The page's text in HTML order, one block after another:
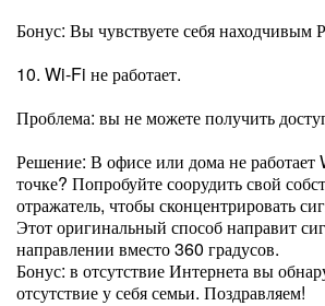
Бонус: Вы чувствуете себя находчивым
10. Wi-Fi не работает.
Проблема: вы не можете получить
Решение: В офисе или дома не
точке? Попробуйте соорудить свой
отражатель, чтобы сконцентрировать
Этот оригинальный способ направит
направлении вместо 360 градусов.
Бонус: в отсутствие Интернета вы
отсутствие у себя семьи. Поздравляем!